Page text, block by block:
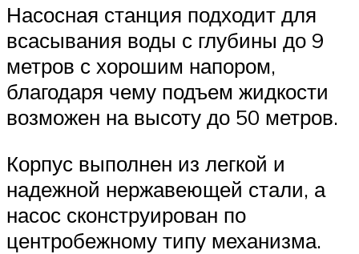
Насосная станция подходит для
всасывания воды с глубины до 9
метров с хорошим напором,
благодаря чему подъем жидкости
возможен на высоту до 50 метров.
Корпус выполнен из легкой и
надежной нержавеющей стали, а
насос сконструирован по
центробежному типу механизма.